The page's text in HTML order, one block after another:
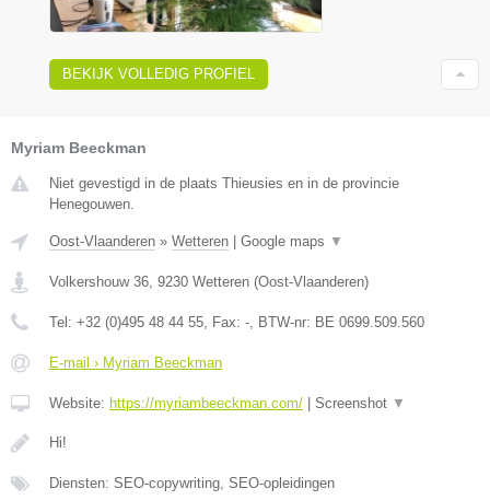
BEKIJK VOLLEDIG PROFIEL
Myriam Beeckman
Niet gevestigd in de plaats Thieusies en in de provincie
Henegouwen.
Oost-Vlaanderen » Wetteren Google maps ▼
Volkershouw 36 9230 Wetteren (Oost-Vlaanderen)
Tel: +32 (0)495 48 44 55 , Fax: - , BTW-nr: BE 0699.509.560
E-mail › Myriam Beeckman
Website: https://myriambeeckman.com/ Screenshot ▼
Hi!
Diensten: SEO-copywriting, SEO-opleidingen